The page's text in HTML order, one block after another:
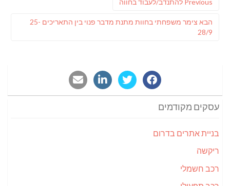
Previous להתנדב/לעבוד בחווה
הבא פוסט
צימר משפחתי בחוות מתנת מדבר פנוי בין התאריכים 25-
28/9
עסקים מקודמים
בניית אתרים בדרום
ריקשה
רכב חשמלי